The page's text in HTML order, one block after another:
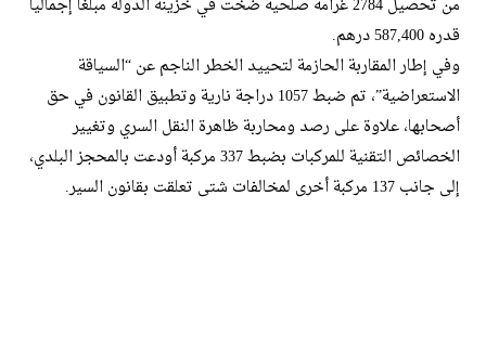
قدره 587,400 درهم.
وفي إطار المقاربة الحازمة لتحييد الخطر الناجم عن “السياقة
الاستعراضية”، تم ضبط 1057 دراجة نارية وتطبيق القانون في حق
أصحابها، علاوة على رصد ومحاربة ظاهرة النقل السري وتغيير
الخصائص التقنية للمركبات بضبط 337 مركبة أودعت بالمحجز البلدي،
إلى جانب 137 مركبة أخرى لمخالفات شتى تعلقت بقانون السير.